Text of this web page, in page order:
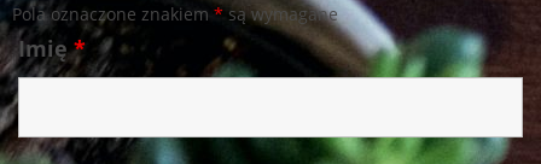
Pola oznaczone znakiem * są wymagane
Imię*